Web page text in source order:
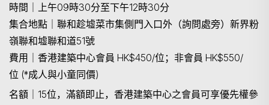
時間｜上午09時30分至下午12時30分
集合地點｜聯和趁墟菜市集側門入口外（詢問處旁）新界粉
嶺聯和墟聯和道51號
費用｜香港建築中心會員 HK$450/位；非會員 HK$550/
位 (*成人與小童同價)
名額｜ 15位，滿額即止，香港建築中心之會員可享優先權參